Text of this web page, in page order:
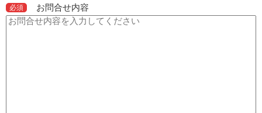
必須 お問合せ内容